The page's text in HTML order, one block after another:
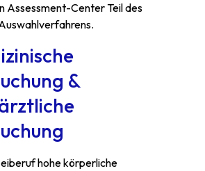
Assessment-Center Teil des
&
hohe körperliche